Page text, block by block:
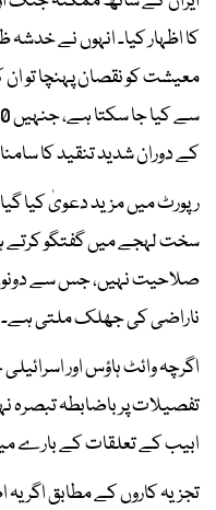
کا اظہار کیا۔ انہوں نے
معیشت کو نقصان پہنچا تو ان
کے دوران شدید تنقید کا سامنا
رپورٹ میں مزید دعویٰ کیا
سخت لہجے میں گفتگو کرتے
صلاحیت نہیں، جس سے
ناراضی کی جھلک ملتی ہے۔
اگرچہ وائٹ ہاؤس اور
تفصیلات پر باضابطہ تبصرہ
ابیب کے تعلقات کے بارے
تجزیہ کاروں کے مطابق اگر